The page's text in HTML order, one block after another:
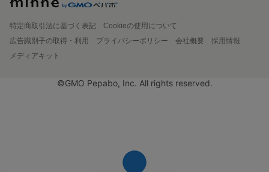
特定商取引法に基づく表記
Cookieの使用について
広告識別子の取得・利用
プライバシーポリシー 会社概要
採用情報
メディアキット
©GMO Pepabo, Inc. All rights reserved.